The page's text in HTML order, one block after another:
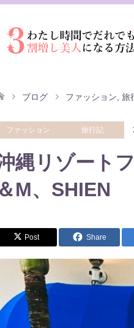
ブログ ファッション 旅
ファッション 旅行記
縄リゾート
＆M、SHIEN
Post Share